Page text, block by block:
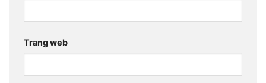
Trang web